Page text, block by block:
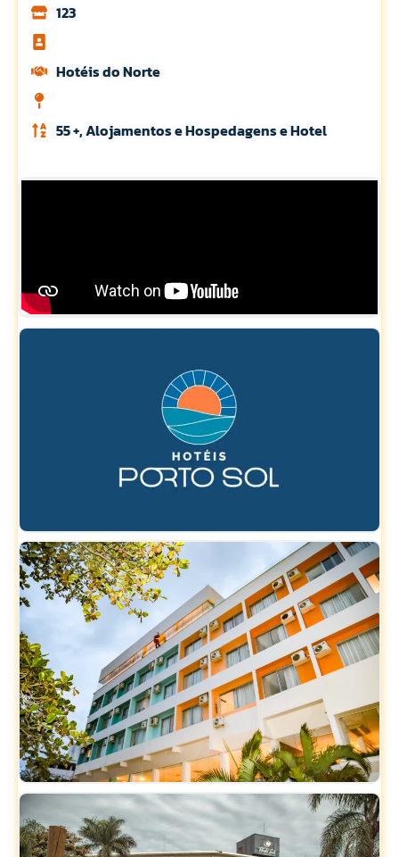
123
Hotéis do Norte
55 +, Alojamentos e Hospedagens e Hotel